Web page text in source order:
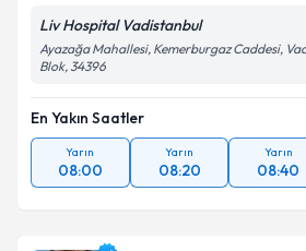
Liv Hospital Vadistanbul
Ayazağa Mahallesi, Kemerburgaz Caddesi,
Blok, 34396
En Yakın Saatler
Yarın
08:00
Yarın
08:20
Yarın
08:40